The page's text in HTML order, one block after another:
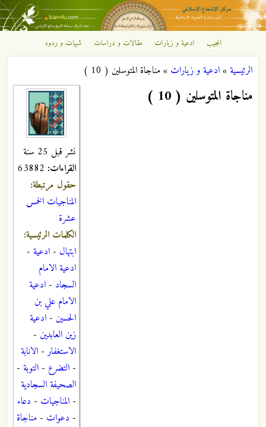
تجاوز إلى المحتوى الرئيسي
مركز
الإشعاع
الإسلامي
المجيب ادعية و زيارات مقالات و دراسات شبهات و ردود
أنت هنا
الرئيسية»ادعية و زيارات »مناجاة المتوسلين ( 10 )
نشر قبل 25 سنة
القراءات:
حقول مرتبطة:
المناجيات الخمس
عشرة
الكلمات الرئيسية:
ابتهال - ادعية -
ادعية الامام
السجاد - ادعية
الامام علي بن
الحسين - ادعية
زين العابدين -
الاستغفار- الانابة
- التضرع - التوبة -
الصحيفة السجادية
- المناجيات - دعاء
- دعوات - مناجاة
مناجاة المتوسلين ( 10 )